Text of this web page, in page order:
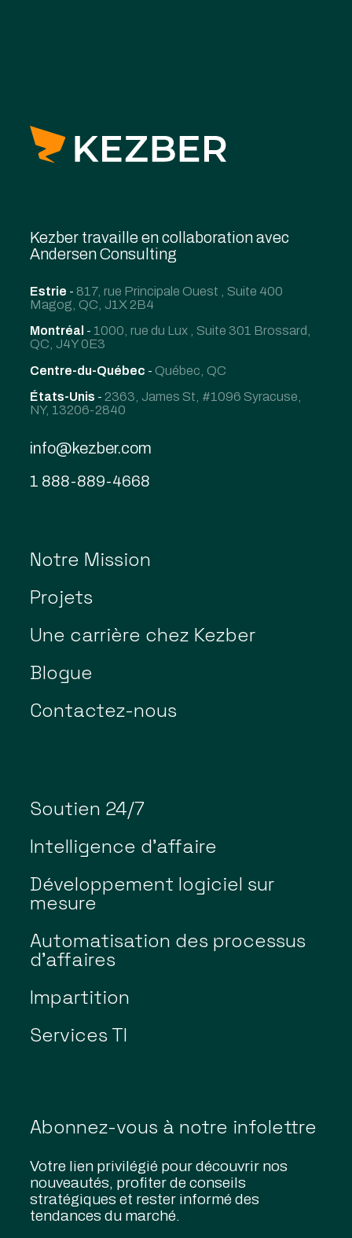
Kezber travaille en collaboration avec
Andersen Consulting
Estrie - 817, rue Principale Ouest , Suite 400
Magog, QC, J1X 2B4
Montréal - 1000, rue du Lux , Suite 301 Brossard,
QC, J4Y 0E3
Centre-du-Québec - Québec, QC
États-Unis - 2363, James St, #1096 Syracuse,
NY, 13206-2840
info@kezber.com
1 888-889-4668
Notre Mission
Projets
Une carrière chez Kezber
Blogue
Contactez-nous
Soutien 24/7
Intelligence d’affaire
Développement logiciel sur
mesure
Automatisation des processus
d’affaires
Impartition
Services TI
Abonnez-vous à notre infolettre
Votre lien privilégié pour découvrir nos
nouveautés, profiter de conseils
stratégiques et rester informé des
tendances du marché.